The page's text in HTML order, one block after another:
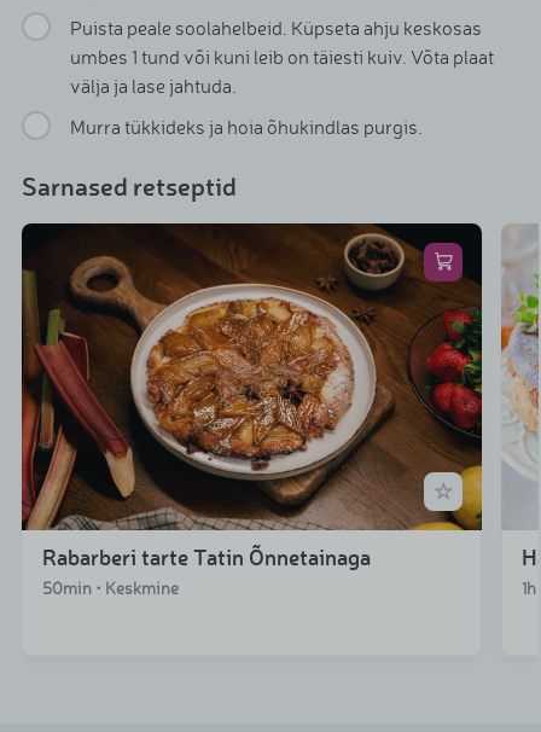
Puista peale soolahelbeid. Küpseta ahju keskosas
umbes 1 tund või kuni leib on täiesti kuiv. Võta plaat
välja ja lase jahtuda.
Murra tükkideks ja hoia õhukindlas purgis.
Sarnased retseptid
Rabarberi tarte Tatin Õnnetainaga
50min • Keskmine